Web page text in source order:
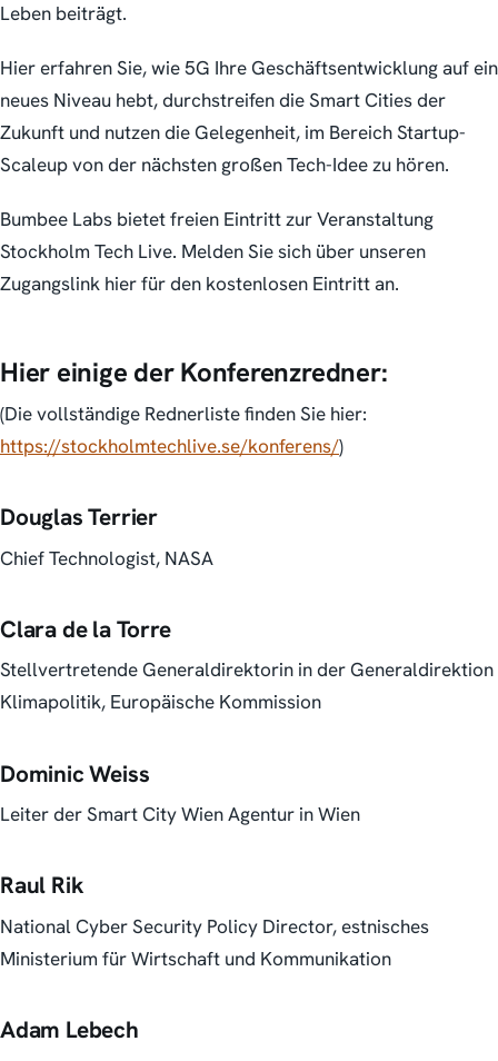
Leben beiträgt.
Hier erfahren Sie, wie 5G Ihre Geschäftsentwicklung auf ein
neues Niveau hebt, durchstreifen die Smart Cities der
Zukunft und nutzen die Gelegenheit, im Bereich Startup-
Scaleupvon der nächsten großen Tech-Idee zu hören.
Bumbee Labs bietet freien Eintritt zur Veranstaltung
Stockholm Tech Live. Melden Sie sich über unseren
Zugangslink hier für den kostenlosen Eintritt an.
Hier einige der Konferenzredner:
(Die vollständige Rednerliste finden Sie hier:
https://stockholmtechlive.se/konferens/)
Douglas Terrier
Chief Technologist, NASA
Clara de la Torre
Stellvertretende Generaldirektorin in der Generaldirektion
Klimapolitik, Europäische Kommission
Dominic Weiss
Leiter der Smart City Wien Agentur in Wien
Raul Rik
National Cyber Security Policy Director, estnisches
Ministerium für Wirtschaft und Kommunikation
Adam Lebech